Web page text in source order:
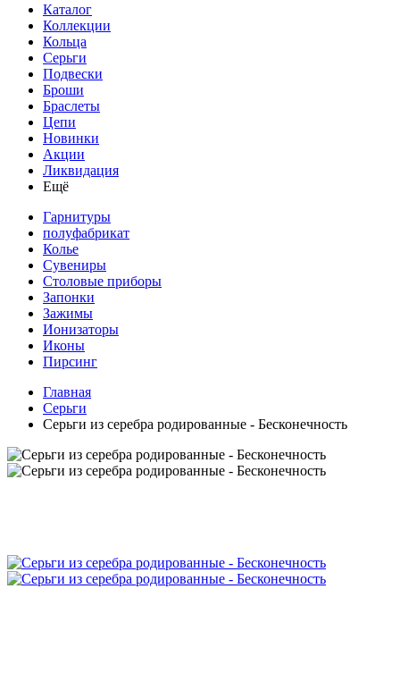
Каталог
Коллекции
Кольца
Серьги
Подвески
Броши
Браслеты
Цепи
Новинки
Акции
Ликвидация
Ещё
Гарнитуры
полуфабрикат
Колье
Сувениры
Столовые приборы
Запонки
Зажимы
Ионизаторы
Иконы
Пирсинг
Главная
Серьги
Серьги из серебра родированные - Бесконечность